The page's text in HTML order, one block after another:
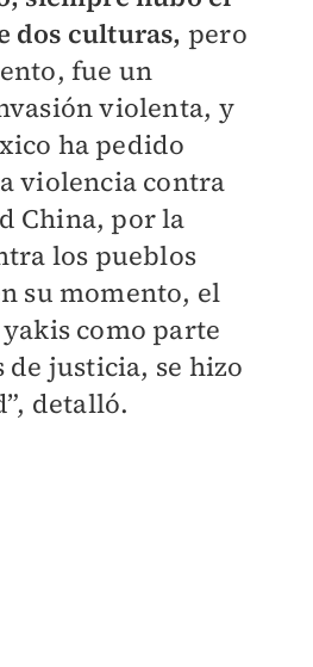
dos culturas, pero
fue un
violenta, y
ha pedido
violencia contra
China, por la
los pueblos
su momento, el
como parte
de justicia, se hizo
detalló.